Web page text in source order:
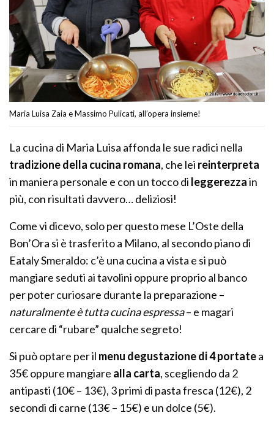
Maria Luisa Zaia e Massimo Pulicati, all’opera insieme!
La cucina di Maria Luisa affonda le sue radici nella
tradizione della cucina romana, che lei reinterpreta
in maniera personale e con un tocco di leggerezzain
più, con risultati davvero… deliziosi!
Come vi dicevo, solo per questo mese L’Oste della
Bon’Ora si è trasferito a Milano, al secondo piano di
Eataly Smeraldo: c’è una cucina a vista e si può
mangiare seduti ai tavolini oppure proprio al banco
per poter curiosare durante la preparazione –
naturalmente è tutta cucina espressa– e magari
cercare di “rubare” qualche segreto!
Si può optare per il menu degustazione di 4 portatea
35€ oppure mangiare alla carta, scegliendo da 2
antipasti (10€ – 13€), 3 primi di pasta fresca (12€), 2
secondi di carne (13€ – 15€) e un dolce (5€).